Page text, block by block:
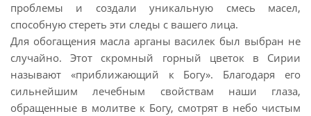
проблемы и создали уникальную смесь масел,
способную стереть эти следы с вашего лица.
Для обогащения масла арганы василек был выбран не
случайно. Этот скромный горный цветок в Сирии
называют «приближающий к Богу». Благодаря его
сильнейшим лечебным свойствам наши глаза,
обращенные в молитве к Богу, смотрят в небо чистым